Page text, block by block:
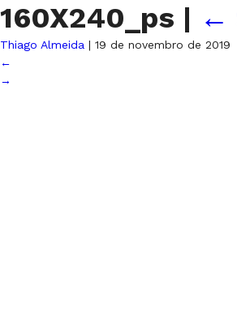
160X240_ps | ←
Thiago Almeida | 19 de novembro de 2019
←
→